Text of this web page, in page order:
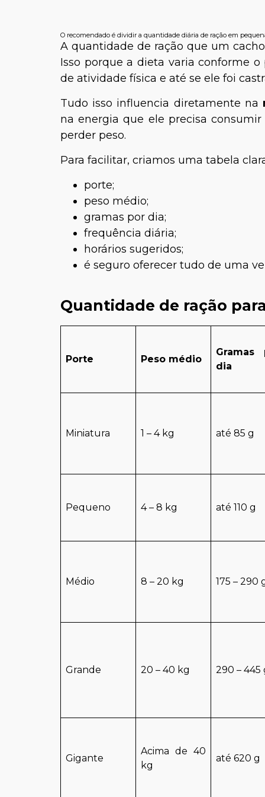
O recomendado é dividir a quantidade diária de ração em
A quantidade de ração que um
Isso porque a dieta varia conforme
de atividade física e até se ele foi
Tudo isso influencia diretamente na
na energia que ele precisa
perder peso.
Para facilitar, criamos uma tabela
porte;
peso médio;
gramas por dia;
frequência diária;
horários sugeridos;
é seguro oferecer tudo de uma
Quantidade de ração
Porte Peso médio
Gramas
dia
Miniatura 1 – 4 kg até 85 g
Pequeno 4 – 8 kg até 110 g
Médio 8 – 20 kg 175 – 290
Grande 20 – 40 kg 290 – 445
Gigante
Acima de 40
kg
até 620 g